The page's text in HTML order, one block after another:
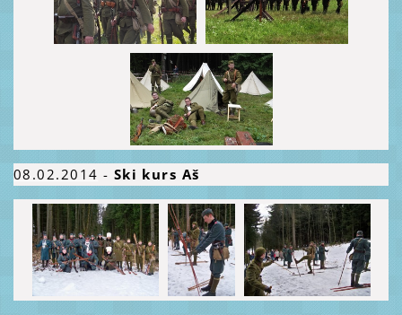
08.02.2014 - Ski kurs Aš